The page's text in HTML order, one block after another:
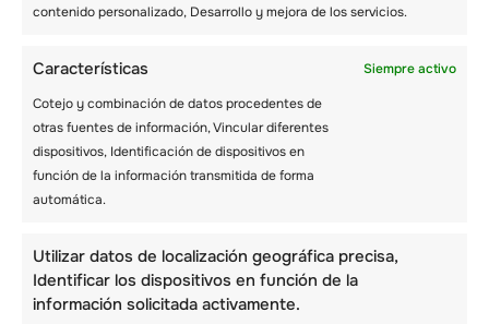
contenido personalizado, Desarrollo y mejora de los servicios.
Características
Siempre activo
Cotejo y combinación de datos procedentes de
otras fuentes de información, Vincular diferentes
dispositivos, Identificación de dispositivos en
función de la información transmitida de forma
automática.
Utilizar datos de localización geográfica precisa,
Identificar los dispositivos en función de la
información solicitada activamente.
evitar que el relleno se apelmace y se aplaste.
Limpia el saco de dormir y sécalo bien
después de cada uso, sobre todo si se ensucia
o moja durante la acampada.
¿Cuáles son los
mejores sacos de
dormir para el frío?